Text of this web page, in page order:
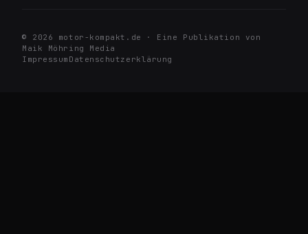
© 2026 motor-kompakt.de · Eine Publikation von
Maik Möhring Media
Impressum Datenschutzerklärung